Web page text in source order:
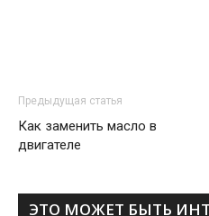
Предыдущая статья
Как заменить масло в
двигателе
ЭТО МОЖЕТ БЫТЬ